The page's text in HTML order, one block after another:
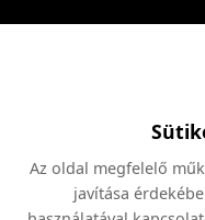
Az oldal megfelelő
javítása
Rólunk
Kapcsolat